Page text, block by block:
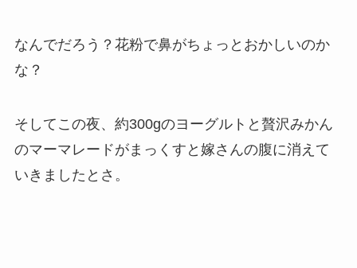
なんでだろう？花粉で鼻がちょっとおかしいのか
な？
そしてこの夜、約300gのヨーグルトと贅沢みかん
のマーマレードがまっくすと嫁さんの腹に消えて
いきましたとさ。